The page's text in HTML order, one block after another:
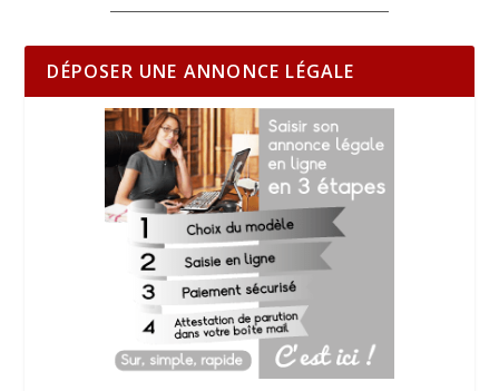
DÉPOSER UNE ANNONCE LÉGALE